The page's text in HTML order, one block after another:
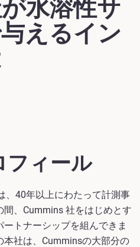
水溶性サ
えるイン
フィール
、40年以上にわたって計測事
、Cummins 社をはじめとす
トナーシップを組んできま
本社は、Cumminsの大部分の